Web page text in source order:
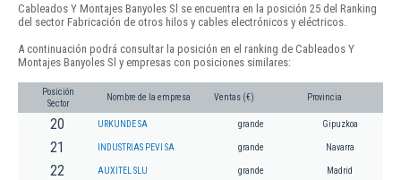
Cableados Y Montajes Banyoles Sl se encuentra en la posición 25 del Ranking
del sector Fabricación de otros hilos y cables electrónicos y eléctricos.
A continuación podrá consultar la posición en el ranking de Cableados Y
Montajes Banyoles Sl y empresas con posiciones similares:
Posición
Sector
Nombre de la empresa Ventas (€) Provincia
20 URKUNDE SA grande Gipuzkoa
21 INDUSTRIAS PEVI SA grande Navarra
22 AUXITEL SLU grande Madrid